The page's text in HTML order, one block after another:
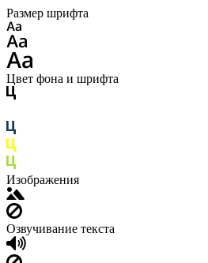
Размер шрифта
Цвет фона и шрифта
Изображения
Озвучивание текста